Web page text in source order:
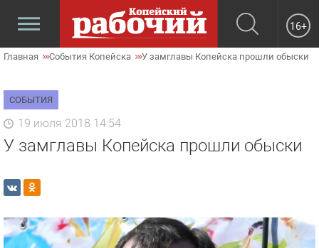
16+
Главная События Копейска У замглавы Копейска прошли обыски
СОБЫТИЯ
19 июля 2018 14:54
У замглавы Копейска прошли обыски